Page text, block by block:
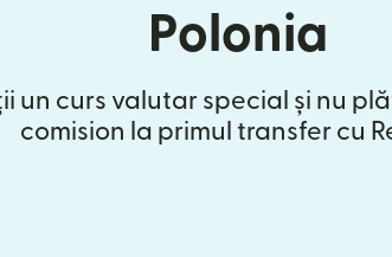
Polonia
un curs valutar special și nu
comision la primul transfer cu